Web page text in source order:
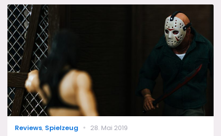
–
Categories
Reviews, Spielzeug
Posted
28. Mai 2019